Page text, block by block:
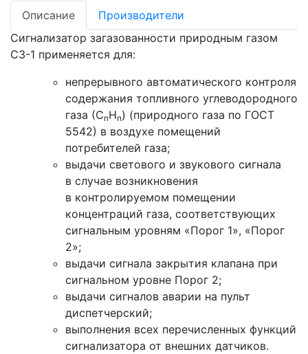
Описание
Производители
Сигнализатор загазованности природным газом
СЗ-1 применяется для:
непрерывного автоматического контроля
содержания топливного углеводородного
газа (СnНn) (природного газа по ГОСТ
5542) в воздухе помещений
потребителей газа;
выдачи светового и звукового сигнала
в случае возникновения
в контролируемом помещении
концентраций газа, соответствующих
сигнальным уровням «Порог 1», «Порог
2»;
выдачи сигнала закрытия клапана при
сигнальном уровне Порог 2;
выдачи сигналов аварии на пульт
диспетчерский;
выполнения всех перечисленных функций
сигнализатора от внешних датчиков.